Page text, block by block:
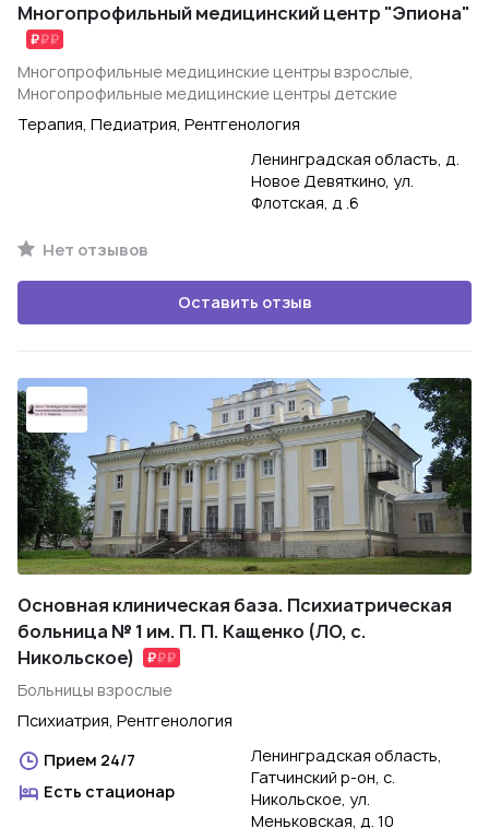
Многопрофильный медицинский центр "Эпиона"
Многопрофильные медицинские центры взрослые,
Многопрофильные медицинские центры детские
Терапия, Педиатрия, Рентгенология
Ленинградская область, д.
Новое Девяткино, ул.
Флотская, д .6
Нет отзывов
Оставить отзыв
Основная клиническая база. Психиатрическая
больница № 1 им. П. П. Кащенко (ЛО, с.
Никольское)
Больницы взрослые
Психиатрия, Рентгенология
Прием 24/7
Есть стационар
Ленинградская область,
Гатчинский р-он, с.
Никольское, ул.
Меньковская, д. 10